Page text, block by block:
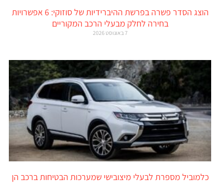
הוצג הסדר פשרה בפרשת ההיברידיות של סוזוקי: 6 אפשרויות
בחירה לחלק מבעלי הרכב המקוריים
7 באוגוסט 2026
כלמוביל מספרת לבעלי מיצובישי שמערכות הבטיחות ברכב הן